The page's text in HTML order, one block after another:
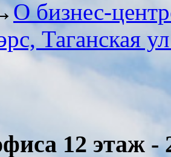
О бизнес-
Таганская
12 этаж -